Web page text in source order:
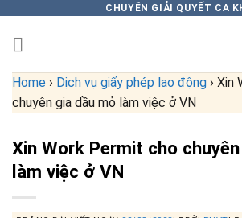
content
CHUYÊN GIẢI QUYẾT CA
Home › Dịch vụ giấy phép lao động › Xin
chuyên gia dầu mỏ làm việc ở VN
Xin Work Permit cho
làm việc ở VN